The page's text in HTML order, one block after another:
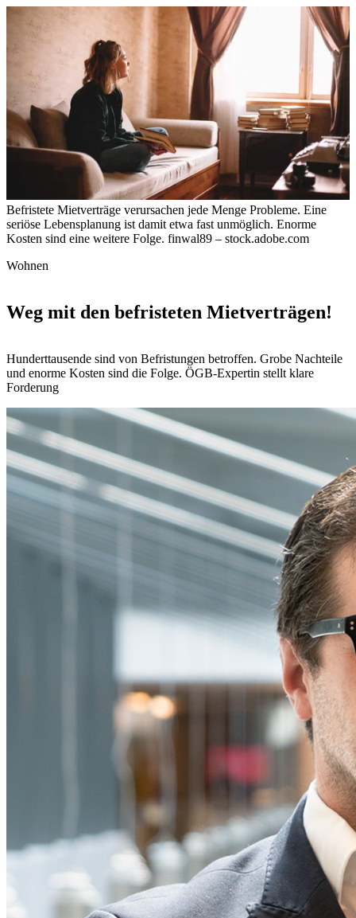
Befristete Mietverträge verursachen jede Menge Probleme. Eine
seriöse Lebensplanung ist damit etwa fast unmöglich. Enorme
Kosten sind eine weitere Folge. finwal89 – stock.adobe.com
Wohnen
Weg mit den befristeten Mietverträgen!
Hunderttausende sind von Befristungen betroffen. Grobe Nachteile
und enorme Kosten sind die Folge. ÖGB-Expertin stellt klare
Forderung